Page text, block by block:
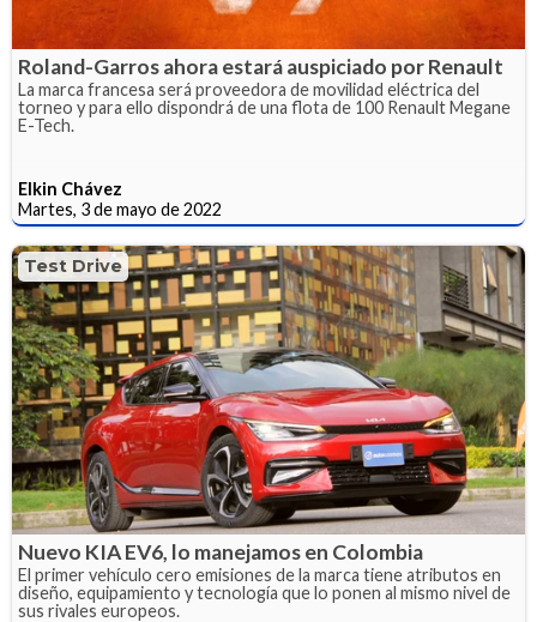
Roland-Garros ahora estará auspiciado por Renault
La marca francesa será proveedora de movilidad eléctrica del
torneo y para ello dispondrá de una flota de 100 Renault Megane
E-Tech.
Elkin Chávez
Martes, 3 de mayo de 2022
Test Drive
Nuevo KIA EV6, lo manejamos en Colombia
El primer vehículo cero emisiones de la marca tiene atributos en
diseño, equipamiento y tecnología que lo ponen al mismo nivel de
sus rivales europeos.